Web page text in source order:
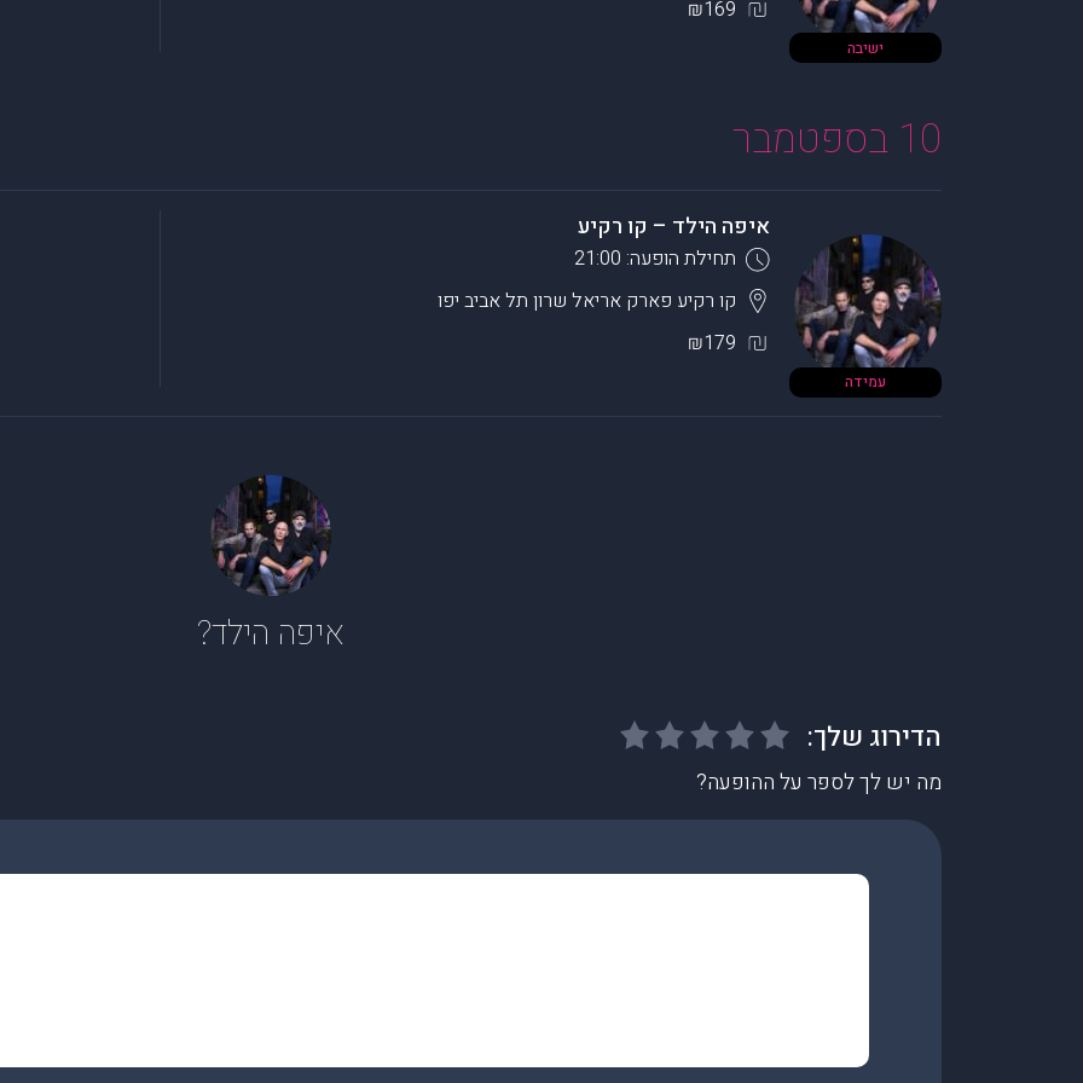
ישיבה
₪169
10 בספטמבר
עמידה
איפה הילד – קו רקיע
תחילת הופעה: 21:00
קו רקיע פארק אריאל שרון תל אביב יפו
₪179
איפה הילד?
מה יש לך לספר על ההופעה?